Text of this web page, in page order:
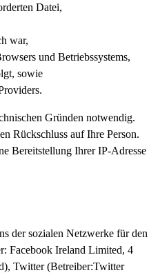
Datei,
war,
und Betriebssystems,
sowie
Gründen notwendig.
Rückschluss auf Ihre Person.
Bereitstellung Ihrer IP-Adresse
der sozialen Netzwerke für den
Facebook Ireland Limited, 4
Twitter (Betreiber:Twitter